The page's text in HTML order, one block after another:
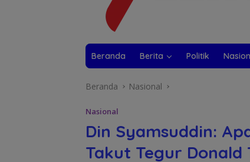
Beranda Berita Politik
Beranda Nasional
Nasional
Din Syamsuddin:
Takut Tegur Donald